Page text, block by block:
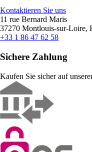
Kontaktieren Sie uns
11 rue Bernard Maris
37270 Montlouis-sur-Loire,
+33 1 86 47 62 58
Sichere Zahlung
Kaufen Sie sicher auf